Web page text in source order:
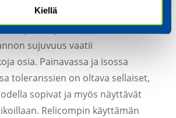
Kiellä
käyttö painoi vaakakupissa,
yhteistyökumppania.
sujuvuus vaatii
osia. Painavassa ja isossa
toleranssien on oltava sellaiset,
sopivat ja myös näyttävät
Relicompin käyttämän